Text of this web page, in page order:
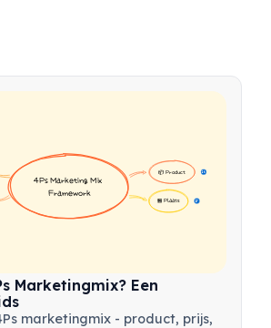
📦 Product 16
🏪 Plaats 17
4Ps Marketing Mix
Framework
Marketingmix? Een
marketingmix - product, prijs,